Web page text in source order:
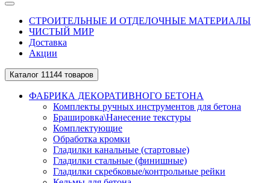
СТРОИТЕЛЬНЫЕ И ОТДЕЛОЧНЫЕ МАТЕРИАЛЫ
ЧИСТЫЙ МИР
Доставка
Акции
Каталог 11144 товаров
ФАБРИКА ДЕКОРАТИВНОГО БЕТОНА
Комплекты ручных инструментов для бетона
Брашировка\Нанесение текстуры
Комплектующие
Обработка кромки
Гладилки канальные (стартовые)
Гладилки стальные (финишные)
Гладилки скребковые/контрольные рейки